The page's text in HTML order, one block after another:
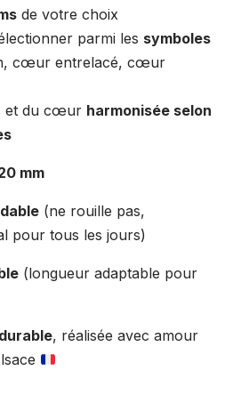
de votre choix
parmi les symboles
cœur entrelacé, cœur
et du cœur harmonisée selon
mm
(ne rouille pas,
pour tous les jours)
(longueur adaptable pour
, réalisée avec amour